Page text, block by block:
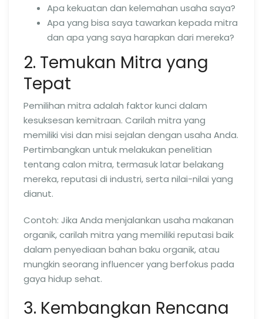
Apa kekuatan dan kelemahan usaha saya?
Apa yang bisa saya tawarkan kepada mitra
dan apa yang saya harapkan dari mereka?
2. Temukan Mitra yang
Tepat
Pemilihan mitra adalah faktor kunci dalam
kesuksesan kemitraan. Carilah mitra yang
memiliki visi dan misi sejalan dengan usaha Anda.
Pertimbangkan untuk melakukan penelitian
tentang calon mitra, termasuk latar belakang
mereka, reputasi di industri, serta nilai-nilai yang
dianut.
Contoh: Jika Anda menjalankan usaha makanan
organik, carilah mitra yang memiliki reputasi baik
dalam penyediaan bahan baku organik, atau
mungkin seorang influencer yang berfokus pada
gaya hidup sehat.
3. Kembangkan Rencana